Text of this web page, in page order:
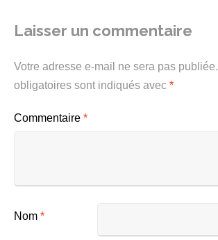
Laisser un commentaire
Votre adresse e-mail ne sera pas publiée.
obligatoires sont indiqués avec *
Commentaire *
Nom *